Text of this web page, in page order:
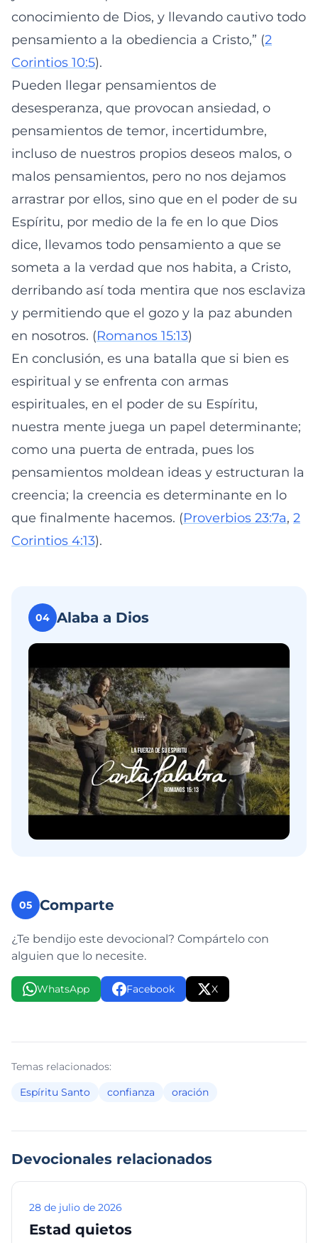
conocimiento de Dios, y llevando cautivo todo
pensamiento a la obediencia a Cristo,” (2
Corintios 10:5).
Pueden llegar pensamientos de
desesperanza, que provocan ansiedad, o
pensamientos de temor, incertidumbre,
incluso de nuestros propios deseos malos, o
malos pensamientos, pero no nos dejamos
arrastrar por ellos, sino que en el poder de su
Espíritu, por medio de la fe en lo que Dios
dice, llevamos todo pensamiento a que se
someta a la verdad que nos habita, a Cristo,
derribando así toda mentira que nos esclaviza
y permitiendo que el gozo y la paz abunden
en nosotros. (Romanos 15:13)
En conclusión, es una batalla que si bien es
espiritual y se enfrenta con armas
espirituales, en el poder de su Espíritu,
nuestra mente juega un papel determinante;
como una puerta de entrada, pues los
pensamientos moldean ideas y estructuran la
creencia; la creencia es determinante en lo
que finalmente hacemos. (Proverbios 23:7a, 2
Corintios 4:13).
04 Alaba a Dios
05 Comparte
¿Te bendijo este devocional? Compártelo con
alguien que lo necesite.
WhatsApp Facebook X
Temas relacionados:
Espíritu Santo
confianza oración
Devocionales relacionados
28 de julio de 2026
Estad quietos